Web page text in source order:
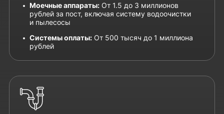
Моечные аппараты: От 1.5 до 3 миллионов
рублей за пост, включая систему водоочистки
и пылесосы
Системы оплаты: От 500 тысяч до 1 миллиона
рублей